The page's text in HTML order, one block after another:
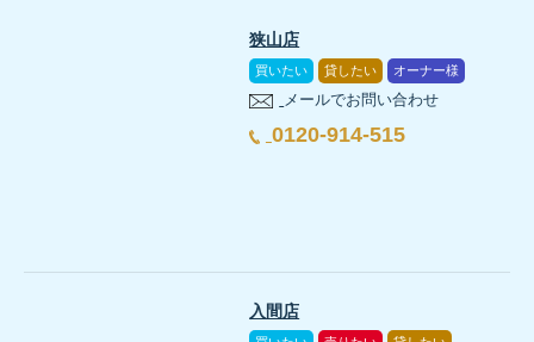
棚の固定に適した下地があるか、固定方法を
棚が倒れても玄関や掃き出し窓への経路をふ
収納量すべてを飾らず、入れ替え用のグッズを安全に
完成済みまたは仕様が決まっている住宅では、玄関ド
接道と修理車両・資材の搬入経路を確認した
建物構造と想定する災害への備えを確認した
停電、断水、通信障害時の代替手段を整理した
現地で生活動線をたどり、各部屋を確認する
設備、収納、窓、外まわりを同じ順序で見る
食器棚の転倒、扉の開放、食器や調理器具の落下に備え
家具を置いた後の暮らしまで考えた物件選びを
4人家族の1週間分をそろえる基本ステップ
4人×3食×7日で84人食、水は84Lを基準に不足量を計
耐震性だけでなく、家族の避難動線まで整理し
狭山市・入間市・所沢市周辺で住まいを検討する際
既存便器用の携帯トイレと簡易トイレの役割を決める
袋、凝固剤、手袋、消臭用品、手指衛生用品をまとめ
停電時でも取り出せる保管場所を決める
変形地の家づくりは、土地を決めてから間取りを考え
家族構成、必要な部屋、収納、駐車計画を整理する
測量図や物件資料で敷地形状、境界、接道を確認する
建築費用や外構費用を含めた資金計画を整理する
狭山店
買いたい 貸したい オーナー様
メールでお問い合わせ
0120-914-515
入間店